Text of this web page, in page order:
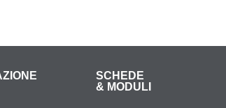
SCHEDE
& MODULI